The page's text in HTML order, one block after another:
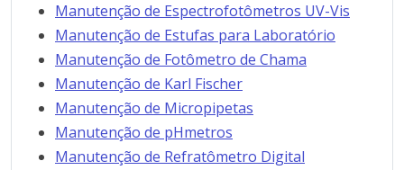
Manutenção de Espectrofotômetros UV-Vis
Manutenção de Estufas para Laboratório
Manutenção de Fotômetro de Chama
Manutenção de Karl Fischer
Manutenção de Micropipetas
Manutenção de pHmetros
Manutenção de Refratômetro Digital